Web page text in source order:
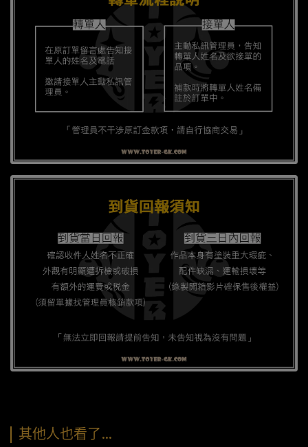
其他人也看了…